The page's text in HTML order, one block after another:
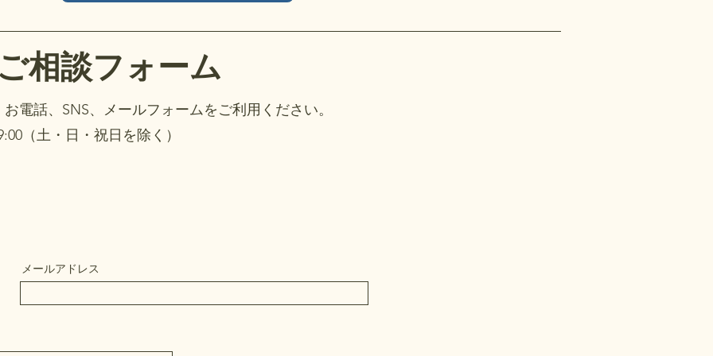
相談フォーム
電話、SNS、メールフォームをご利用ください。
（土・日・祝日を除く）
メールアドレス